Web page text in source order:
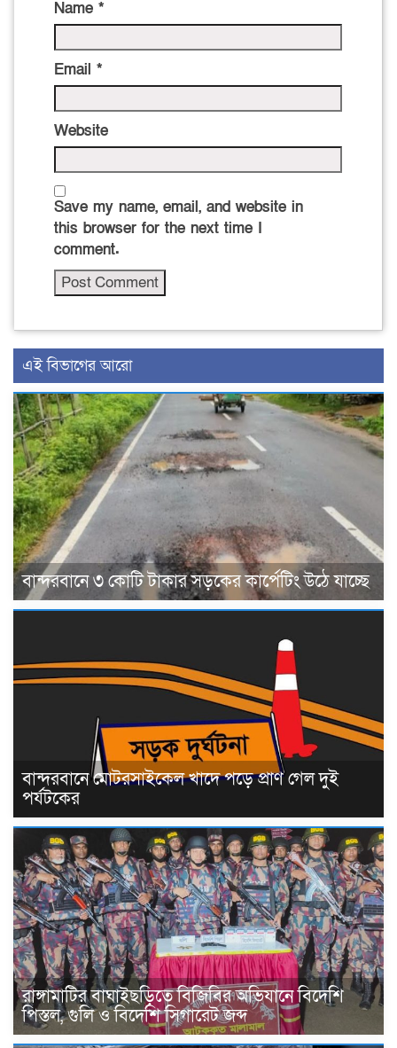
Name *
Email *
Website
Save my name, email, and website in
this browser for the next time I
comment.
এই বিভাগের আরো
বান্দরবানে ৩ কোটি টাকার সড়কের কার্পেটিং উঠে যাচ্ছে
বান্দরবানে মোটরসাইকেল খাদে পড়ে প্রাণ গেল দুই
পর্যটকের
রাঙ্গামাটির বাঘাইছড়িতে বিজিবির অভিযানে বিদেশি
পিস্তল, গুলি ও বিদেশি সিগারেট জব্দ